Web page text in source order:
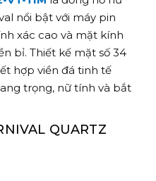
nổi bật với máy pin
xác cao và mặt kính
bỉ. Thiết kế mặt số 34
hợp viền đá tinh tế
trọng, nữ tính và bắt
QUARTZ